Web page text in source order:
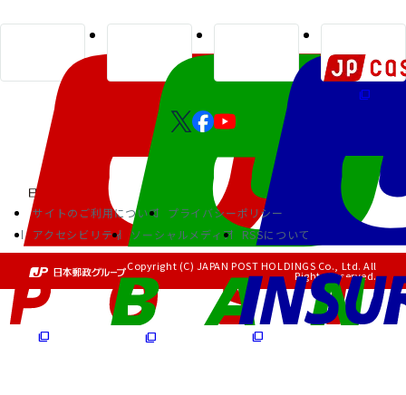
サイトのご利用について
プライバシーポリシー
アクセシビリティ
ソーシャルメディア RSSについて
Copyright (C) JAPAN POST HOLDINGS Co., Ltd. All
Rights Reserved.